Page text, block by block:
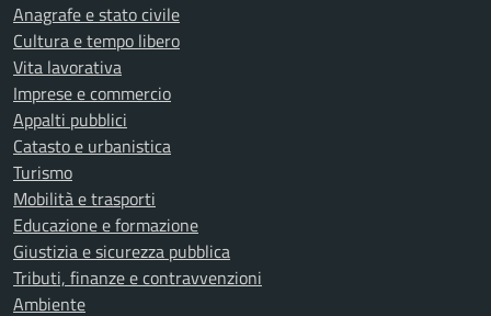
Anagrafe e stato civile
Cultura e tempo libero
Vita lavorativa
Imprese e commercio
Appalti pubblici
Catasto e urbanistica
Turismo
Mobilità e trasporti
Educazione e formazione
Giustizia e sicurezza pubblica
Tributi, finanze e contravvenzioni
Ambiente